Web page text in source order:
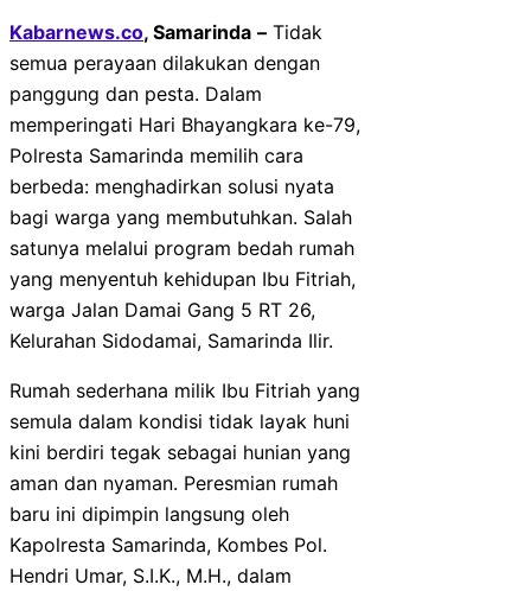
Kabarnews.co, Samarinda – Tidak
semua perayaan dilakukan dengan
panggung dan pesta. Dalam
memperingati Hari Bhayangkara ke-79,
Polresta Samarinda memilih cara
berbeda: menghadirkan solusi nyata
bagi warga yang membutuhkan. Salah
satunya melalui program bedah rumah
yang menyentuh kehidupan Ibu Fitriah,
warga Jalan Damai Gang 5 RT 26,
Kelurahan Sidodamai, Samarinda Ilir.
Rumah sederhana milik Ibu Fitriah yang
semula dalam kondisi tidak layak huni
kini berdiri tegak sebagai hunian yang
aman dan nyaman. Peresmian rumah
baru ini dipimpin langsung oleh
Kapolresta Samarinda, Kombes Pol.
Hendri Umar, S.I.K., M.H., dalam